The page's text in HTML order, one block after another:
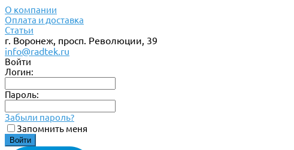
О компании
Оплата и доставка
Статьи
г. Воронеж, просп. Революции, 39
info@radtek.ru
Войти
Логин:
Пароль:
Забыли пароль?
Запомнить меня